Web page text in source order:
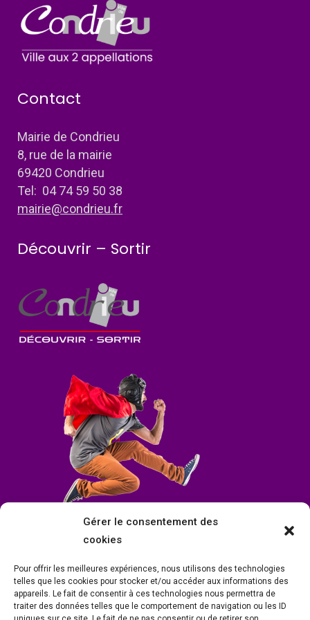
Gérer le consentement des
cookies
Pour offrir les meilleures expériences, nous utilisons des technologies
telles que les cookies pour stocker et/ou accéder aux informations des
appareils. Le fait de consentir à ces technologies nous permettra de
traiter des données telles que le comportement de navigation ou les ID
Contact
Mairie de Condrieu
8, rue de la mairie
69420 Condrieu
Tel: 04 74 59 50 38
mairie@condrieu.fr
Découvrir – Sortir